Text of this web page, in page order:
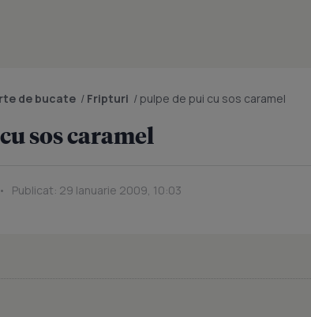
de bucate / Fripturi / pulpe de pui cu sos caramel
sos caramel
Publicat: 29 Ianuarie 2009, 10:03